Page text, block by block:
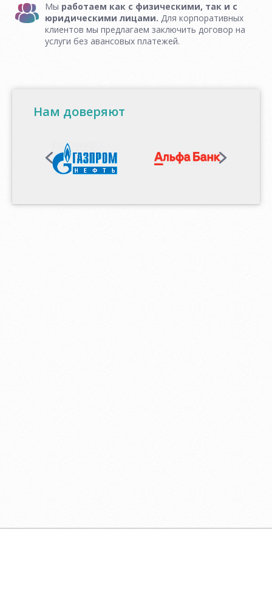
Мы работаем как с физическими, так и с
юридическими лицами. Для корпоративных
клиентов мы предлагаем заключить договор на
услуги без авансовых платежей.
Нам доверяют